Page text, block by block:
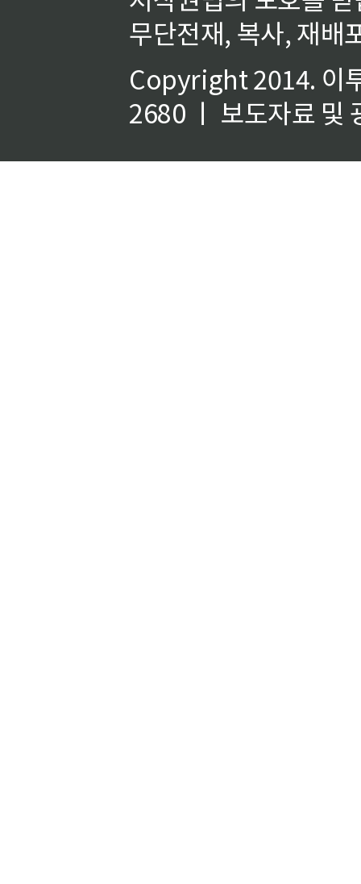
무단전재, 복사, 재배
Copyright 2014. 이
2680 ㅣ 보도자료